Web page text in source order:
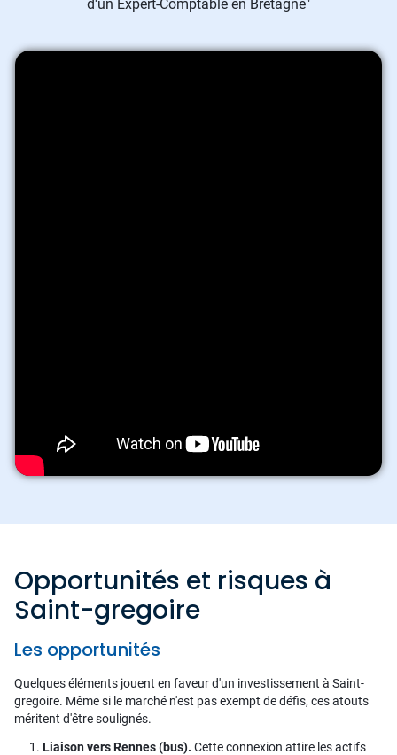
d'un Expert-Comptable en Bretagne"
Opportunités et risques à
Saint-gregoire
Les opportunités
Quelques éléments jouent en faveur d'un investissement à Saint-
gregoire. Même si le marché n'est pas exempt de défis, ces atouts
méritent d'être soulignés.
Liaison vers Rennes (bus). Cette connexion attire les actifs